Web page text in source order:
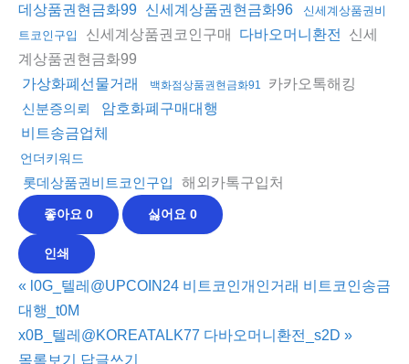
데상품권현금화99 신세계상품권현금화96
신세계상품권비
트코인구입
신세계상품권코인구매 다바오머니환전
신세
계상품권현금화99
가상화폐선물거래 백화점상품권현금화91 카카오톡해킹
신분증의뢰
암호화폐구매대행
비트송금업체
언더키워드
롯데상품권비트코인구입 해외카톡구입처
좋아요 0 싫어요 0
인쇄
« l0G_텔레@UPCOIN24 비트코인개인거래 비트코인송금
대행_t0M
x0B_텔레@KOREATALK77 다바오머니환전_s2D »
목록보기 답글쓰기